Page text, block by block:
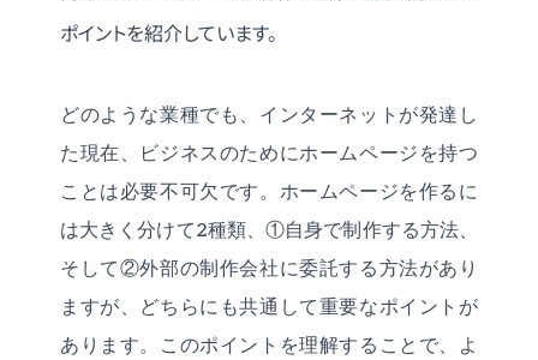
ポイントを紹介しています。
どのような業種でも、インターネットが発達し
た現在、ビジネスのためにホームページを持つ
ことは必要不可欠です。ホームページを作るに
は大きく分けて2種類、①自身で制作する方法、
そして②外部の制作会社に委託する方法があり
ますが、どちらにも共通して重要なポイントが
あります。このポイントを理解することで、よ